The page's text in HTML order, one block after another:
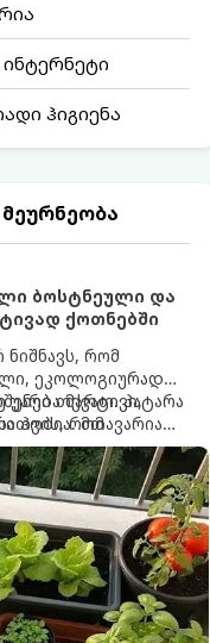
ჰიგიენა
ბოსტნეული და
ქოთნებში
ნიშნავს, რომ
ეკოლოგიურად
თქვათ. პატარა
რომ
მწვანილსა
მარტივი,
ჰობია. მთავარია
ეგუებიან
კარგად და როგორ